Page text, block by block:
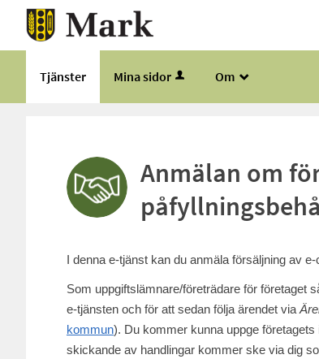
Tjänster Mina sidor Om _
Anmälan om
I denna e-tjänst kan du anmäla försäljning av
Som uppgiftslämnare/företrädare för företaget
e-tjänsten och för att sedan följa ärendet via
kommun). Du kommer kunna uppge
skickande av handlingar kommer ske via dig